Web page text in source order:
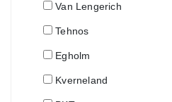
Van Lengerich
Tehnos
Egholm
Kverneland